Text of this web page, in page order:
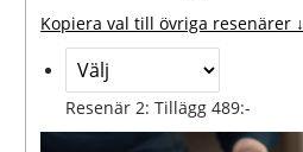
Kopiera val till övriga resenärer ↓
Resenär 2: Tillägg 489:-